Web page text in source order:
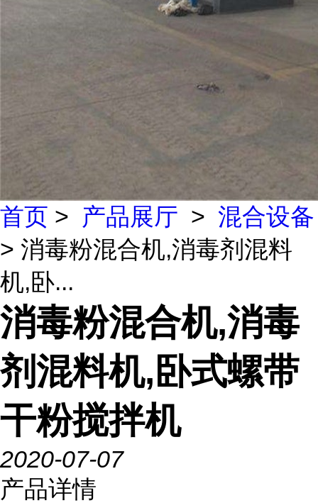
首页 > 产品展厅 > 混合设备
> 消毒粉混合机,消毒剂混料
机,卧...
消毒粉混合机,消毒
剂混料机,卧式螺带
干粉搅拌机
2020-07-07
产品详情